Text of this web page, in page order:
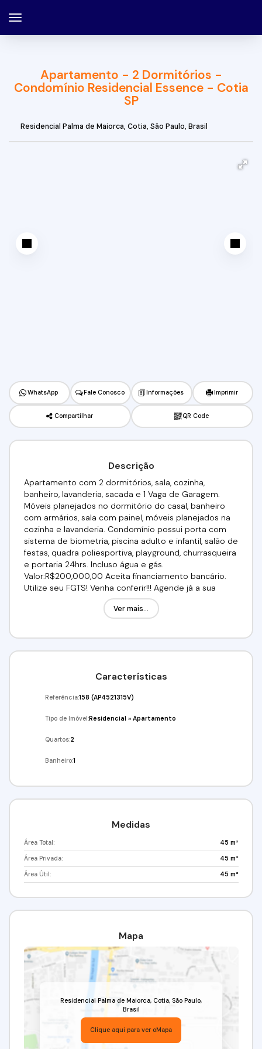
Apartamento - 2 Dormitórios -
Condomínio Residencial Essence - Cotia
SP
Residencial Palma de Maiorca, Cotia, São Paulo, Brasil
WhatsApp Fale Conosco Informações Imprimir
Compartilhar QR Code
Descrição
Apartamento com 2 dormitórios, sala, cozinha,
banheiro, lavanderia, sacada e 1 Vaga de Garagem.
Móveis planejados no dormitório do casal, banheiro
com armários, sala com painel, móveis planejados na
cozinha e lavanderia. Condomínio possui porta com
sistema de biometria, piscina adulto e infantil, salão de
festas, quadra poliesportiva, playground, churrasqueira
e portaria 24hrs. Incluso água e gás.
Valor:R$200,000,00 Aceita financiamento bancário.
Utilize seu FGTS! Venha conferir!!! Agende já a sua
visita!!! (11) 9-5286-3605 / 98211-2565 / 96139-3346
Imobiliária Alfa Negócios.Ver mais...
Características
Referência:158 (AP4521315V)
Tipo de Imóvel:Residencial »Apartamento
Quartos:2
Banheiro:1
Medidas
Área Total: 45 m²
Área Privada: 45 m²
Área Útil: 45 m²
Mapa
Residencial Palma de Maiorca, Cotia, São Paulo,
Brasil
Clique aqui para ver oMapa